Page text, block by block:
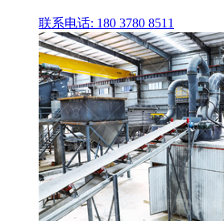
联系电话: 180 3780 8511